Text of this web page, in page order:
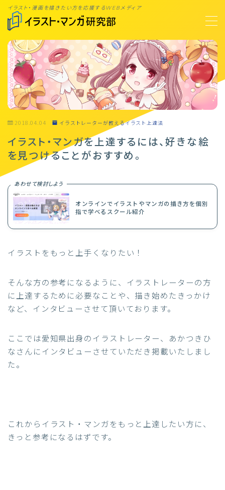
イラスト・漫画を描きたい方を応援するWEBメディア
MENU
TOP
オンライン講座案内 #PR
お問合せ
広告掲載依頼
利用規約
プライバシーポリシー
2018.04.04 イラストレーターが教えるイラスト上達法
イラスト・マンガを上達するには、好きな絵
を見つけることがおすすめ。
あわせて検討しよう
オンラインでイラストやマンガの描き方を個別
指で学べるスクール紹介
イラストをもっと上手くなりたい！
そんな方の参考になるように、イラストレーターの方
に上達するために必要なことや、描き始めたきっかけ
など、インタビューさせて頂いております。
ここでは愛知県出身のイラストレーター、あかつきひ
なさんにインタビューさせていただき掲載いたしまし
た。
これからイラスト・マンガをもっと上達したい方に、
きっと参考になるはずです。